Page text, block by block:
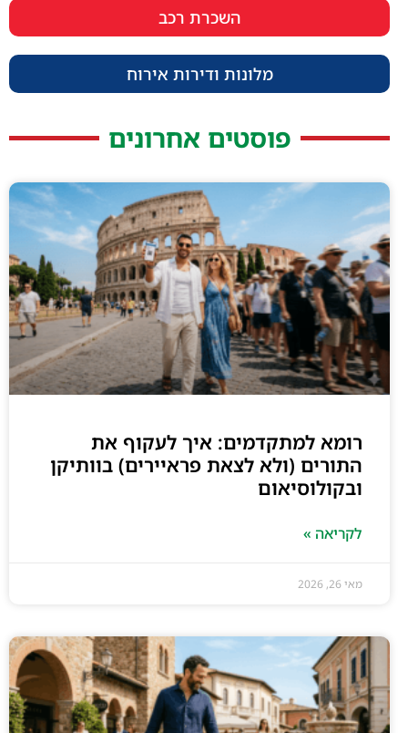
השכרת רכב
מלונות ודירות אירוח
פוסטים אחרונים
רומא למתקדמים: איך לעקוף את
התורים (ולא לצאת פראיירים) בוותיקן
ובקולוסיאום
לקריאה »
מאי 26, 2026